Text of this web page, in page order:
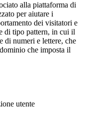
alla piattaforma di
per aiutare i
dei visitatori e
di tipo pattern, in cui il
di numeri e lettere, che
che imposta il
utente